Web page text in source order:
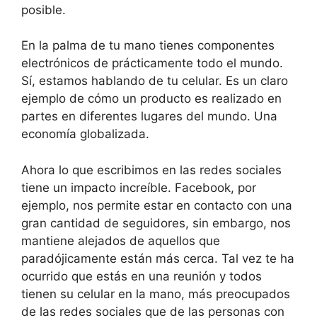
posible.
En la palma de tu mano tienes componentes
electrónicos de prácticamente todo el mundo.
Sí, estamos hablando de tu celular. Es un claro
ejemplo de cómo un producto es realizado en
partes en diferentes lugares del mundo. Una
economía globalizada.
Ahora lo que escribimos en las redes sociales
tiene un impacto increíble. Facebook, por
ejemplo, nos permite estar en contacto con una
gran cantidad de seguidores, sin embargo, nos
mantiene alejados de aquellos que
paradójicamente están más cerca. Tal vez te ha
ocurrido que estás en una reunión y todos
tienen su celular en la mano, más preocupados
de las redes sociales que de las personas con